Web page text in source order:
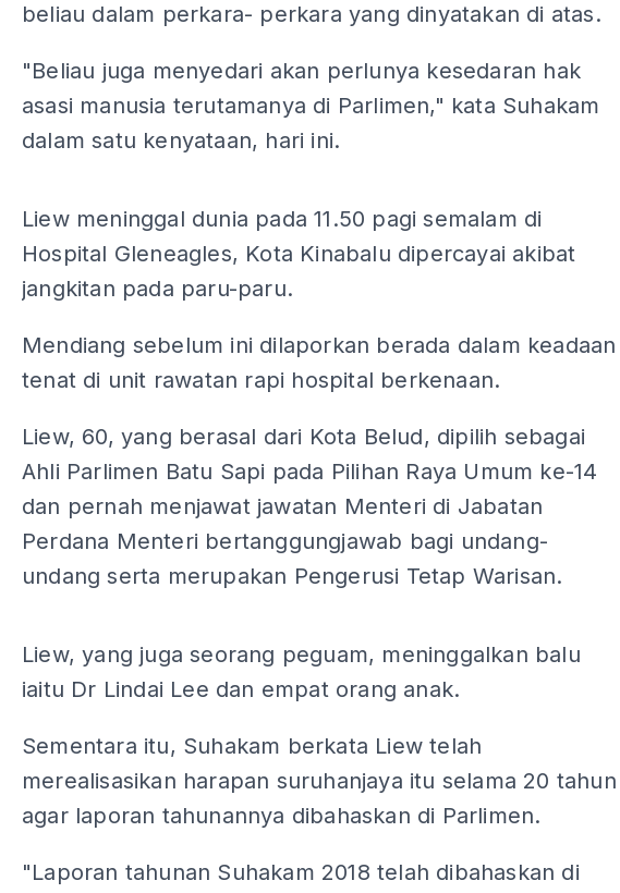
beliau dalam perkara- perkara yang dinyatakan di atas.
"Beliau juga menyedari akan perlunya kesedaran hak
asasi manusia terutamanya di Parlimen," kata Suhakam
dalam satu kenyataan, hari ini.
Liew meninggal dunia pada 11.50 pagi semalam di
Hospital Gleneagles, Kota Kinabalu dipercayai akibat
jangkitan pada paru-paru.
Mendiang sebelum ini dilaporkan berada dalam keadaan
tenat di unit rawatan rapi hospital berkenaan.
Liew, 60, yang berasal dari Kota Belud, dipilih sebagai
Ahli Parlimen Batu Sapi pada Pilihan Raya Umum ke-14
dan pernah menjawat jawatan Menteri di Jabatan
Perdana Menteri bertanggungjawab bagi undang-
undang serta merupakan Pengerusi Tetap Warisan.
Liew, yang juga seorang peguam, meninggalkan balu
iaitu Dr Lindai Lee dan empat orang anak.
Sementara itu, Suhakam berkata Liew telah
merealisasikan harapan suruhanjaya itu selama 20 tahun
agar laporan tahunannya dibahaskan di Parlimen.
"Laporan tahunan Suhakam 2018 telah dibahaskan di